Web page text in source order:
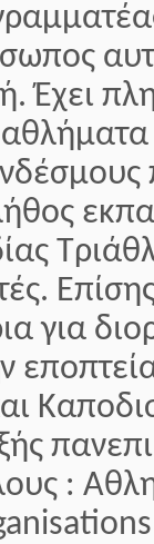
Έχει
για
: